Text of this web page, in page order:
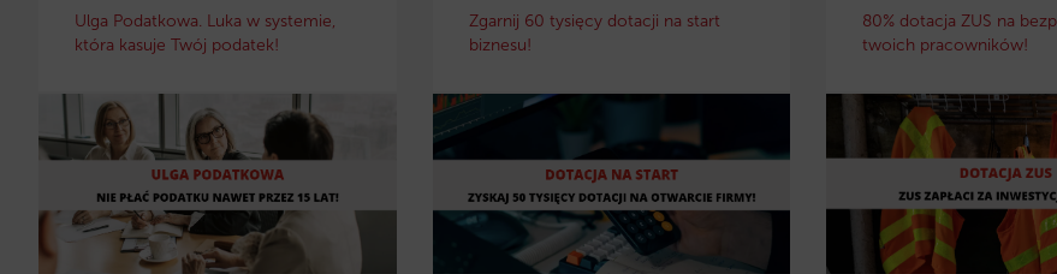
Ulga Podatkowa. Luka w systemie,
która kasuje Twój podatek!
Zgarnij 60 tysięcy dotacji na start
biznesu!
80% dotacja ZUS na
twoich pracowników!